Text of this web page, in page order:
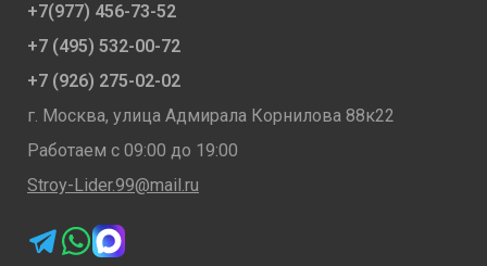
+7(977) 456-73-52
+7 (495) 532-00-72
+7 (926) 275-02-02
г. Москва, улица Адмирала Корнилова 88к22
Работаем с 09:00 до 19:00
Stroy-Lider.99@mail.ru